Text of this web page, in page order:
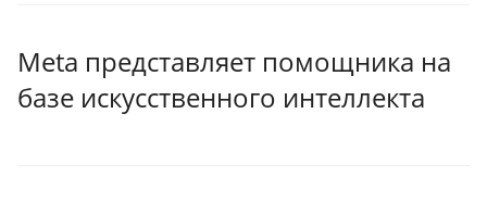
Meta представляет помощника на
базе искусственного интеллекта